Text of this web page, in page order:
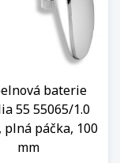
baterie
55 55065/1.0
plná páčka, 100
mm